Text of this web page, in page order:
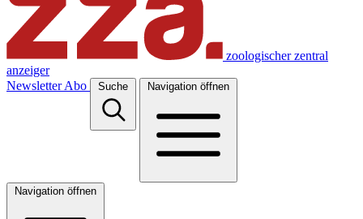
zoologischer zentral
anzeiger
Newsletter Abo Suche Navigation öffnen
Navigation öffnen